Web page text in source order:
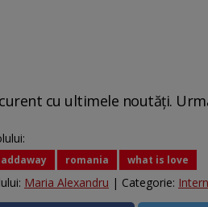
cu ultimele noutăți.
romania what is love
Maria Alexandru | Categorie: